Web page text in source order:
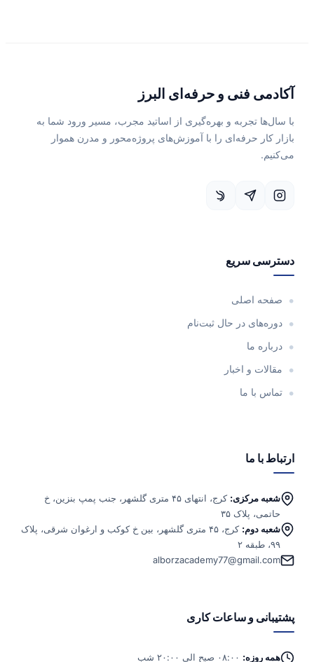
آکادمی فنی و حرفه‌ای البرز
با سال‌ها تجربه و بهره‌گیری از اساتید مجرب، مسیر ورود شما به
بازار کار حرفه‌ای را با آموزش‌های پروژه‌محور و مدرن هموار
می‌کنیم.
دسترسی سریع
صفحه اصلی
دوره‌های در حال ثبت‌نام
درباره ما
مقالات و اخبار
تماس با ما
ارتباط با ما
شعبه مرکزی:
کرج، انتهای ۴۵ متری گلشهر، جنب پمپ بنزین، خ
حاتمی، پلاک ۳۵
شعبه دوم:
کرج، ۴۵ متری گلشهر، بین خ کوکب و ارغوان شرقی، پلاک
۹۹، طبقه ۲
alborzacademy77@gmail.com
پشتیبانی و ساعات کاری
همه روزه: